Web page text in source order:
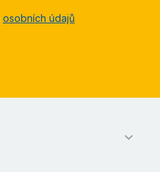
osobních údajů